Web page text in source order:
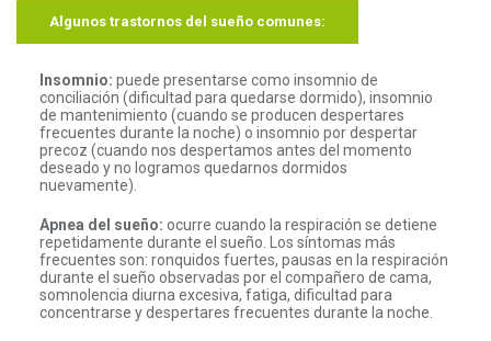
Algunos trastornos del sueño comunes:
Insomnio: puede presentarse como insomnio de
conciliación (dificultad para quedarse dormido), insomnio
de mantenimiento (cuando se producen despertares
frecuentes durante la noche) o insomnio por despertar
precoz (cuando nos despertamos antes del momento
deseado y no logramos quedarnos dormidos
nuevamente).
Apnea del sueño: ocurre cuando la respiración se detiene
repetidamente durante el sueño. Los síntomas más
frecuentes son: ronquidos fuertes, pausas en la respiración
durante el sueño observadas por el compañero de cama,
somnolencia diurna excesiva, fatiga, dificultad para
concentrarse y despertares frecuentes durante la noche.